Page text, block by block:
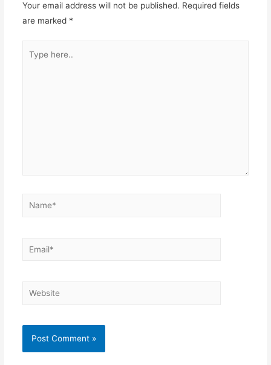
Your email address will not be published. Required fields
are marked *
here..
Name*
Email*
Website